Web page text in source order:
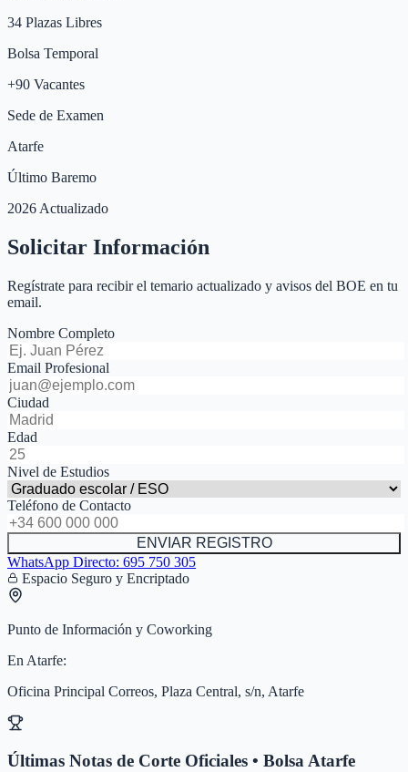
34 Plazas Libres
Bolsa Temporal
+90 Vacantes
Sede de Examen
Atarfe
Último Baremo
2026 Actualizado
Solicitar Información
Regístrate para recibir el temario actualizado y avisos del BOE en tu
email.
Nombre Completo
Email Profesional
Ciudad
Edad
Nivel de Estudios
Teléfono de Contacto
ENVIAR REGISTRO
WhatsApp Directo: 695 750 305
Espacio Seguro y Encriptado
Punto de Información y Coworking
En Atarfe:
Oficina Principal Correos, Plaza Central, s/n, Atarfe
Últimas Notas de Corte Oficiales • BolsaAtarfe